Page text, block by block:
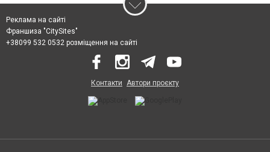
Реклама на сайті
Франшиза "CitySites"
+38099 532 0532 розміщення на сайті
Контакти Автори проєкту